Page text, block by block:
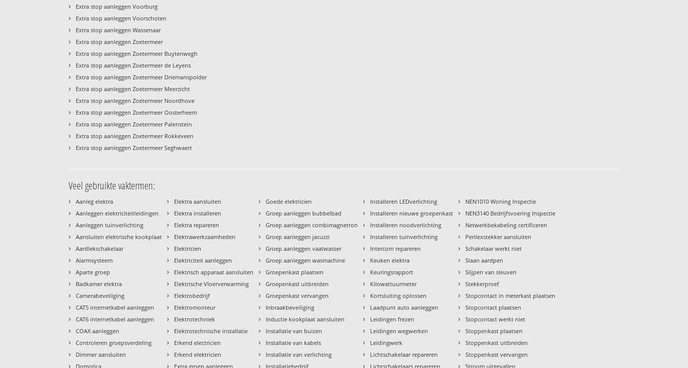
› Extra stop aanleggen Voorburg
› Extra stop aanleggen Voorschoten
› Extra stop aanleggen Wassenaar
› Extra stop aanleggen Zoetermeer
› Extra stop aanleggen Zoetermeer Buytenwegh
› Extra stop aanleggen Zoetermeer de Leyens
› Extra stop aanleggen Zoetermeer Driemanspolder
› Extra stop aanleggen Zoetermeer Meerzicht
› Extra stop aanleggen Zoetermeer Noordhove
› Extra stop aanleggen Zoetermeer Oosterheem
› Extra stop aanleggen Zoetermeer Palenstein
› Extra stop aanleggen Zoetermeer Rokkeveen
› Extra stop aanleggen Zoetermeer Seghwaert
Veel gebruikte vaktermen:
› Aanleg elektra
› Aanleggen elektriciteitleidingen
› Aanleggen tuinverlichting
› Aansluiten elektrische kookplaat
› Aardlekschakelaar
› Alarmsysteem
› Aparte groep
› Badkamer elektra
› Camerabeveiliging
› CAT5 internetkabel aanleggen
› CAT6 internetkabel aanleggen
› COAX aanleggen
› Controleren groepsverdeling
› Dimmer aansluiten
› Domotica
› Elektra aansluiten
› Elektra installeren
› Elektra repareren
› Elektrawerkzaamheden
› Elektricien
› Elektriciteit aanleggen
› Elektrisch apparaat aansluiten
› Elektrische Vloerverwarming
› Elektrobedrijf
› Elektromonteur
› Elektrotechniek
› Elektrotechnische installatie
› Erkend electricien
› Erkend elektricien
› Extra groep aanleggen
› Goede elektricien
› Groep aanleggen bubbelbad
› Groep aanleggen combimagnetron
› Groep aanleggen jacuzzi
› Groep aanleggen vaatwasser
› Groep aanleggen wasmachine
› Groepenkast plaatsen
› Groepenkast uitbreiden
› Groepenkast vervangen
› Inbraakbeveiliging
› Inductie kookplaat aansluiten
› Installatie van buizen
› Installatie van kabels
› Installatie van verlichting
› Installatiebedrijf
› Installeren LEDverlichting
› Installeren nieuwe groepenkast
› Installeren noodverlichting
› Installeren tuinverlichting
› Intercom repareren
› Keuken elektra
› Keuringsrapport
› Kilowattuurmeter
› Kortsluiting oplossen
› Laadpunt auto aanleggen
› Leidingen frezen
› Leidingen wegwerken
› Leidingwerk
› Lichtschakelaar repareren
› Lichtschakelaars repareren
› NEN1010 Woning Inspectie
› NEN3140 Bedrijfsvoering Inspectie
› Netwerkbekabeling certificeren
› Perilexstekker aansluiten
› Schakelaar werkt niet
› Slaan aardpen
› Slijpen van sleuven
› Stekkerproef
› Stopcontact in meterkast plaatsen
› Stopcontact plaatsen
› Stopcontact werkt niet
› Stoppenkast plaatsen
› Stoppenkast uitbreiden
› Stoppenkast vervangen
› Stroom uitgevallen